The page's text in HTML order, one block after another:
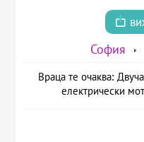
София
Враца те очаква:
електрически